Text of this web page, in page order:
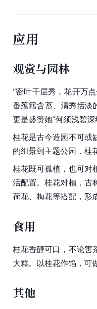
应用
观赏与园林
“密叶千层秀，花开万
番蕴籍含蓄、清秀恬淡
更是盛赞她“何须浅碧
桂花是古今造园不可或
的组景到主题公园，桂
桂花既可孤植，也可对
活配置。桂花对植，古
荷花、梅花等搭配，形
食用
桂花香醇可口，不论害
大糕。以桂花作馅，可
其他